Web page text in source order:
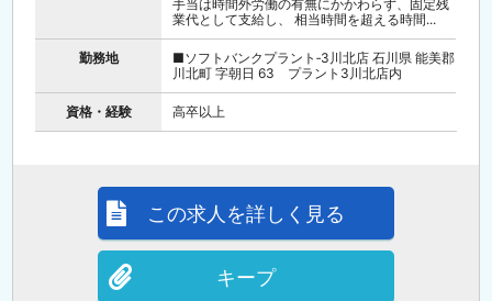
手当は時間外労働の有無にかかわらず、固定残
業代として支給し、 相当時間を超える時間...
勤務地
■ソフトバンクプラント‐3川北店 石川県 能美郡
川北町 字朝日 63 プラント3川北店内
資格・経験 高卒以上
この求人を詳しく見る
キープ